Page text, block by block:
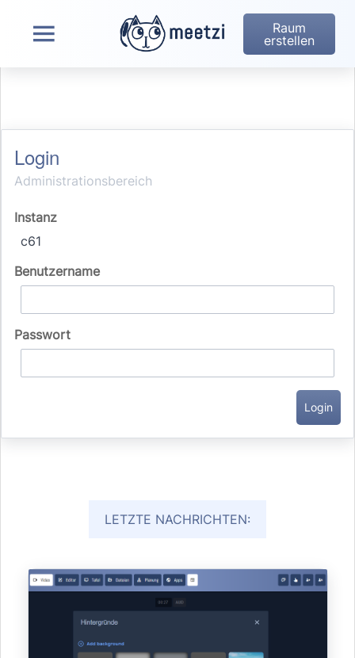
Raum
erstellen
Login
Administrationsbereich
Instanz
c61
Benutzername
Passwort
LETZTE NACHRICHTEN: